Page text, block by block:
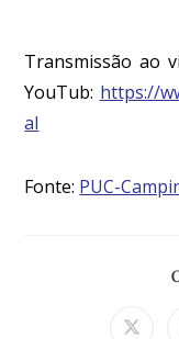
Transmissão ao
YouTub: https://
al
Fonte: PUC-